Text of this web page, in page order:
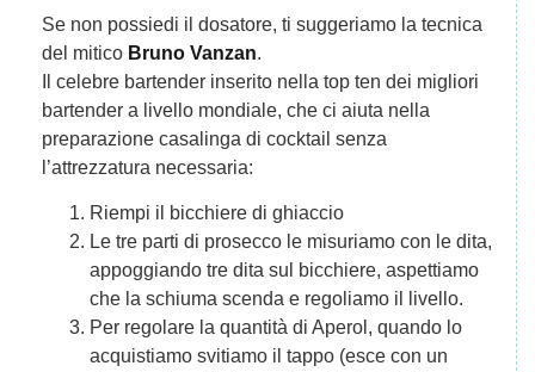
Se non possiedi il dosatore, ti suggeriamo la tecnica
del mitico Bruno Vanzan.
Il celebre bartender inserito nella top ten dei migliori
bartender a livello mondiale, che ci aiuta nella
preparazione casalinga di cocktail senza
l’attrezzatura necessaria:
Riempi il bicchiere di ghiaccio
Le tre parti di prosecco le misuriamo con le dita,
appoggiando tre dita sul bicchiere, aspettiamo
che la schiuma scenda e regoliamo il livello.
Per regolare la quantità di Aperol, quando lo
acquistiamo svitiamo il tappo (esce con un